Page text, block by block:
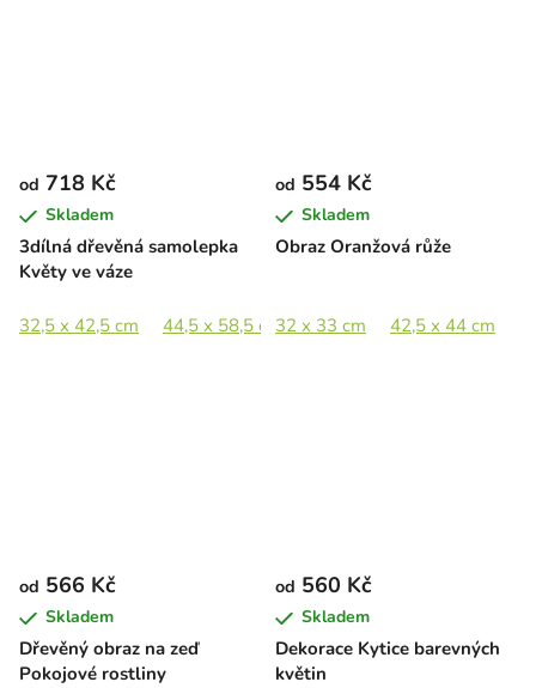
3dílná dřevěná samolepka
Květy ve váze
od 718 Kč
Skladem
32,5 x 42,5 cm 44,5 x 58,5 cm 65 x 85,5 cm 89 x 117 cm
Obraz Oranžová růže
od 554 Kč
Skladem
32 x 33 cm 42,5 x 44 cm
Dřevěný obraz na zeď
Pokojové rostliny
od 566 Kč
Skladem
Dekorace Kytice barevných
květin
od 560 Kč
Skladem